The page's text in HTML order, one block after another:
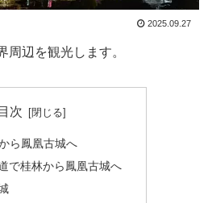
2025.09.27
周辺を観光します。
目次
ら鳳凰古城へ
で桂林から鳳凰古城へ